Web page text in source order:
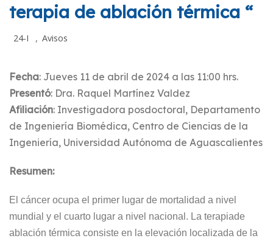
terapia de ablación térmica “
24-I , Avisos
Fecha: Jueves 11 de abril de 2024 a las 11:00 hrs.
Presentó: Dra. Raquel Martínez Valdez
Afiliación: Investigadora posdoctoral, Departamento
de Ingeniería Biomédica, Centro de Ciencias de la
Ingeniería, Universidad Autónoma de Aguascalientes
Resumen:
El cáncer ocupa el primer lugar de mortalidad a nivel
mundial y el cuarto lugar a nivel nacional. La terapiade
ablación térmica consiste en la elevación localizada de la